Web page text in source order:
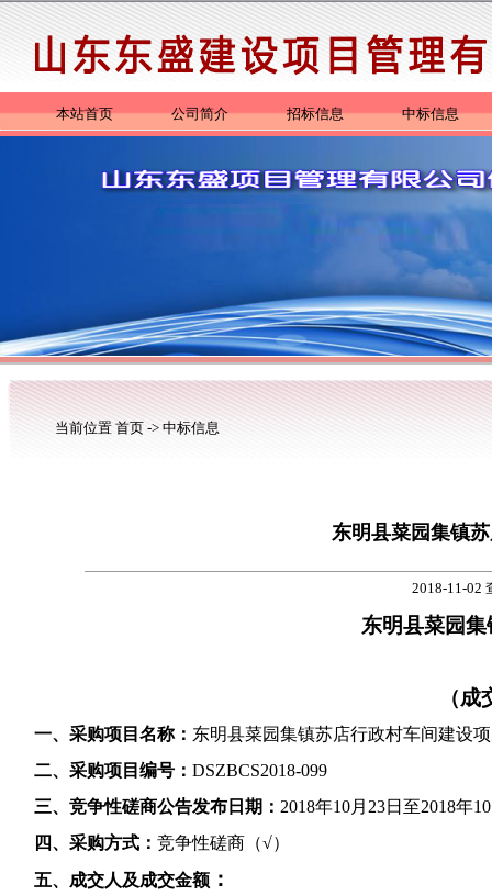
本站首页 公司简介 招标信息 中标信息
当前位置 首页 -> 中标信息
东明县菜园集镇
2018-11-02
东明县菜园
（
一、采购项目名称： 东明县菜园集镇苏店行政村车间建设
二、采购项目编号： DSZBCS2018-099
三、竞争性磋商公告发布日期： 2018年10月 23日至2018年10
四、采购方式： 竞争性磋商 （√）
五、成交人及成交金额 ：